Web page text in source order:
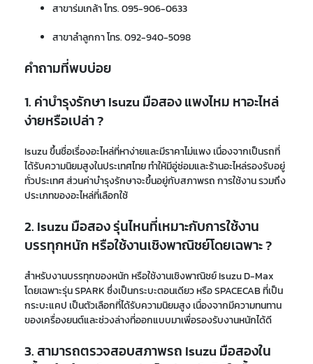
สาขาร่มเกล้า โทร.095-906-0633
สาขาลำลูกกา โทร.092-940-5098
คำถามที่พบบ่อย
1. ค่าบำรุงรักษา Isuzu มือสอง แพงไหม หาอะไหล่
ง่ายหรือเปล่า ?
Isuzu ขึ้นชื่อเรื่องอะไหล่ที่หาง่ายและมีราคาไม่แพง เนื่องจากเป็นรถที่
ได้รับความนิยมสูงในประเทศไทย ทำให้มีอู่ซ่อมและร้านอะไหล่รองรับอยู่
ทั่วประเทศ ส่วนค่าบำรุงรักษาจะขึ้นอยู่กับสภาพรถ การใช้งาน รวมถึง
ประเภทของอะไหล่ที่เลือกใช้
2. Isuzu มือสอง รุ่นไหนที่เหมาะกับการใช้งาน
บรรทุกหนัก หรือใช้งานเชิงพาณิชย์โดยเฉพาะ ?
สำหรับงานบรรทุกของหนัก หรือใช้งานเชิงพาณิชย์ Isuzu D-Max
โดยเฉพาะรุ่น SPARK ซึ่งเป็นกระบะตอนเดียว หรือ SPACECAB ที่เป็น
กระบะแคป เป็นตัวเลือกที่ได้รับความนิยมสูง เนื่องจากมีความทนทาน
ของเครื่องยนต์และช่วงล่างที่ออกแบบมาเพื่อรองรับงานหนักได้ดี
3. สามารถตรวจสอบสภาพรถ Isuzu มือสองใน